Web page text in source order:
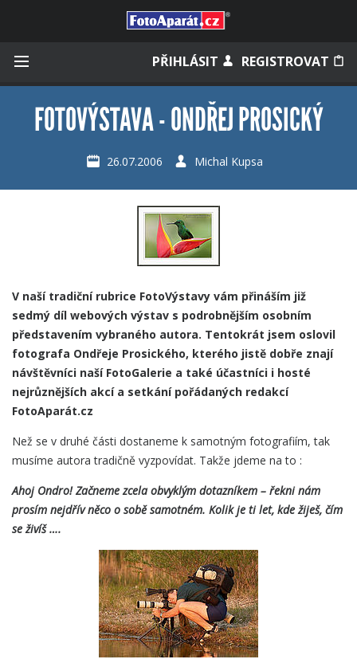
PŘIHLÁSIT REGISTROVAT
Zapomněli jste heslo?
Měli jste účet na starém webu?
FOTOVÝSTAVA - ONDŘEJ PROSICKÝ
26.07.2006 Michal Kupsa
V naší tradiční rubrice FotoVýstavy vám přináším již
sedmý díl webových výstav s podrobnějším osobním
představením vybraného autora. Tentokrát jsem oslovil
fotografa Ondřeje Prosického, kterého jistě dobře znají
návštěvníci naší FotoGalerie a také účastníci i hosté
nejrůznějších akcí a setkání pořádaných redakcí
FotoAparát.cz
Než se v druhé části dostaneme k samotným fotografiím, tak
musíme autora tradičně vyzpovídat. Takže jdeme na to :
Ahoj Ondro! Začneme zcela obvyklým dotazníkem – řekni nám
prosím nejdřív něco o sobě samotném. Kolik je ti let, kde žiješ, čím
se živíš ….